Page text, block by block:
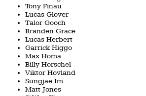
Tony Finau
Lucas Glover
Talor Gooch
Branden Grace
Lucas Herbert
Garrick Higgo
Max Homa
Billy Horschel
Viktor Hovland
Sungjae Im
Matt Jones